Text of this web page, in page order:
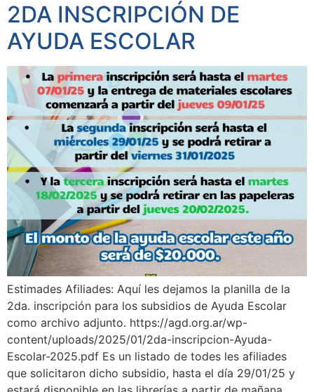
2DA INSCRIPCIÓN DE
AYUDA ESCOLAR
Estimades Afiliades: Aquí les dejamos la planilla de la
2da. inscripción para los subsidios de Ayuda Escolar
como archivo adjunto. https://agd.org.ar/wp-
content/uploads/2025/01/2da-inscripcion-Ayuda-
Escolar-2025.pdf Es un listado de todes les afiliades
que solicitaron dicho subsidio, hasta el día 29/01/25 y